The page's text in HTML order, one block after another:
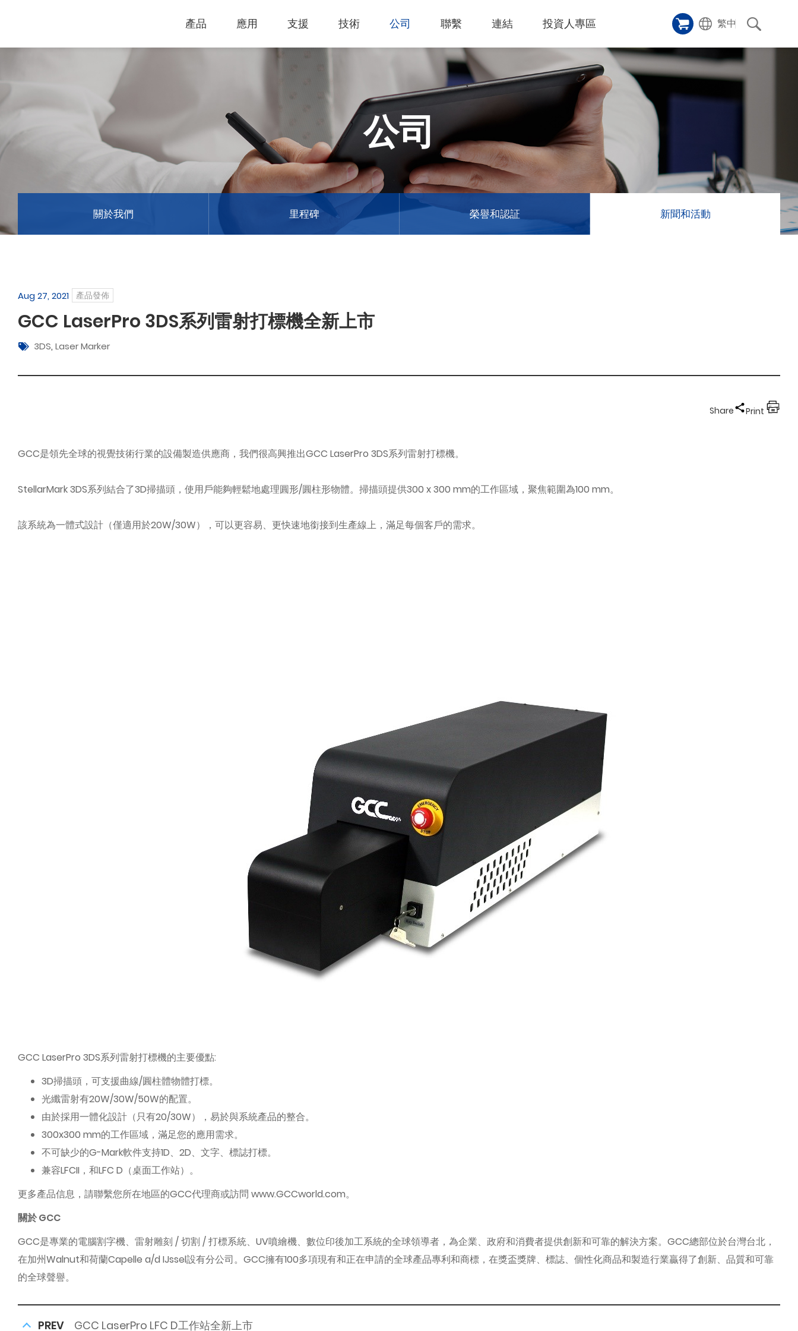
產品
雷射雕刻機 雷射切割機
雷射打標機
應用
熱門應用
薄膜切割
玻璃
禮贈品
首飾
印章
陳列展示
服飾和紡織
樣品櫥窗
應用影片
支援
產品終止政策
過保固服務
技術 公司
關於我們
經營理念
創新技術
客戶服務
里程碑
榮譽和認証 新聞和活動
最新消息
參展訊息
聯繫
成為代理商
其他問題
GCC 聯絡資訊
聯繫我們
連結
Financing Service
GCC Web Shop
代理商入口
投資人專區
公司概況
利害關係人
ESG永續專區
繁中
公司
關於我們 里程碑 榮譽和認証 新聞和活動
Aug 27, 2021 產品發佈
GCC LaserPro 3DS系列雷射打標機全新上市
3DS, Laser Marker
Share Print
GCC是領先全球的視覺技術行業的設備製造供應商，我們很高興推出GCC LaserPro 3DS系列雷射打標機。
StellarMark 3DS系列結合了3D掃描頭，使用戶能夠輕鬆地處理圓形/圓柱形物體。掃描頭提供300 x 300 mm的工作區域，聚焦範圍為100 mm。
該系統為一體式設計（僅適用於20W/30W），可以更容易、更快速地銜接到生產線上，滿足每個客戶的需求。
GCC LaserPro 3DS系列雷射打標機的主要優點:
3D掃描頭，可支援曲線/圓柱體物體打標。
光纖雷射有20W/30W/50W的配置。
由於採用一體化設計（只有20/30W），易於與系統產品的整合。
300x300 mm的工作區域，滿足您的應用需求。
不可缺少的G-Mark軟件支持1D、2D、文字、標誌打標。
兼容LFCII，和LFC D（桌面工作站）。
更多產品信息，請聯繫您所在地區的GCC代理商或訪問 www.GCCworld.com。
關於 GCC
GCC是專業的電腦割字機、雷射雕刻 / 切割 / 打標系統、UV噴繪機、數位印後加工系統的全球領導者，為企業、政府和消費者提供創新和可靠的解決方案。GCC總部位於台灣台北，
在加州Walnut和荷蘭Capelle a/d IJssel設有分公司。GCC擁有100多項現有和正在申請的全球產品專利和商標，在獎盃獎牌、標誌、個性化商品和製造行業贏得了創新、品質和可靠
的全球聲譽。
PREV GCC LaserPro LFC D工作站全新上市